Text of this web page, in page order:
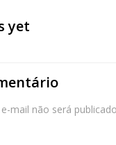
yet
mail não será